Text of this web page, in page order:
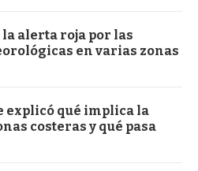
alerta roja por las
en varias zonas
explicó qué implica la
costeras y qué pasa